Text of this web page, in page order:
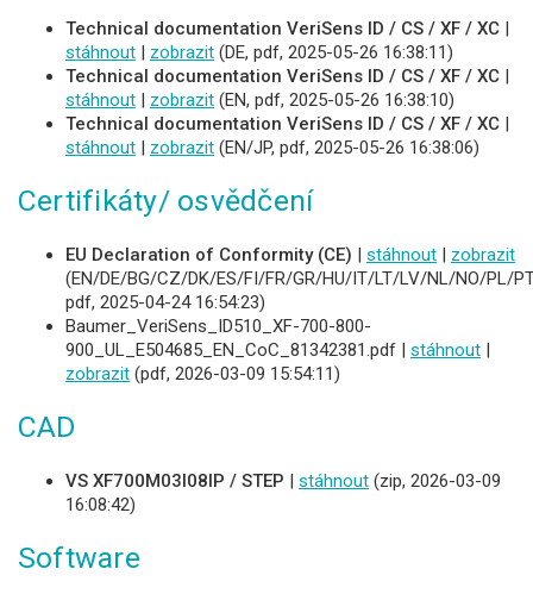
Technical documentation VeriSens ID / CS / XF / XC |
stáhnout | zobrazit (DE, pdf, 2025-05-26 16:38:11)
Technical documentation VeriSens ID / CS / XF / XC |
stáhnout | zobrazit (EN, pdf, 2025-05-26 16:38:10)
Technical documentation VeriSens ID / CS / XF / XC |
stáhnout | zobrazit (EN/JP, pdf, 2025-05-26 16:38:06)
Certifikáty/ osvědčení
EU Declaration of Conformity (CE) | stáhnout | zobrazit
(EN/DE/BG/CZ/DK/ES/FI/FR/GR/HU/IT/LT/LV/NL/NO/PL/
pdf, 2025-04-24 16:54:23)
Baumer_VeriSens_ID510_XF-700-800-
900_UL_E504685_EN_CoC_81342381.pdf | stáhnout |
zobrazit (pdf, 2026-03-09 15:54:11)
CAD
VS XF700M03I08IP / STEP | stáhnout (zip, 2026-03-09
16:08:42)
Software